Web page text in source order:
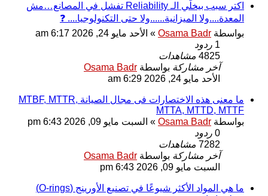
اكتر سبب بيخلّي الـ Reliability تفشل في المصانع…مش
المعدة....ولا الميزانية......ولا حتى التكنولوجيا.... ❓
بواسطة Osama Badr
» الأحد مايو 24, 2026 6:17 am
1 ردود
4825 مشاهدات
آخر مشاركة بواسطة Osama Badr
الأحد مايو 24, 2026 6:29 am
ما معنى هذه الاختصارات فى مجال الصيانة MTBF, MTTR,
MTTA, MTTD, MTTF
بواسطة Osama Badr
» السبت مايو 09, 2026 6:43 pm
0 ردود
7282 مشاهدات
آخر مشاركة بواسطة Osama Badr
السبت مايو 09, 2026 6:43 pm
ما هي المواد الأكثر شيوعًا في تصنيع الأورينج (O-rings)